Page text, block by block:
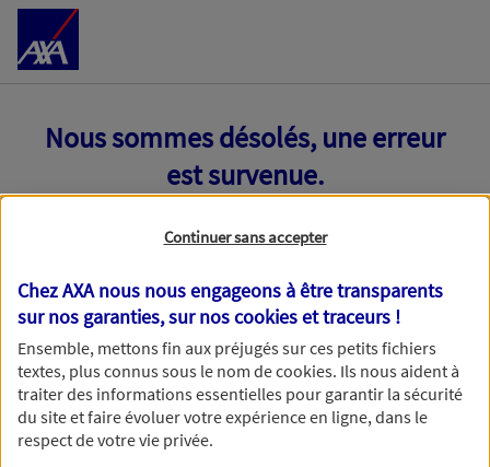
Accéder au Contenu
Nous sommes désolés, une erreur
est survenue.
Continuer sans accepter
Chez AXA nous nous engageons à être transparents
sur nos garanties, sur noscookies et traceurs !
Ensemble, mettons fin aux préjugés sur ces petits fichiers
textes, plus connus sous le nom decookies. Ils nous aident à
traiter des informations essentielles pour garantir la sécurité
du site et faire évoluer votre expérience en ligne, dans le
respect de votre vie privée.